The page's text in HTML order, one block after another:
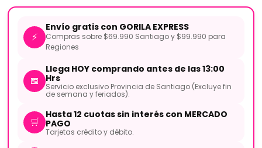
⚡
Envío gratis con GORILA EXPRESS
Compras sobre $69.990 Santiago y $99.990 para
Regiones
📅
Llega HOY comprando antes de las 13:00
Hrs
Servicio exclusivo Provincia de Santiago (Excluye fin
de semana y feriados).
🛒
Hasta 12 cuotas sin interés con MERCADO
PAGO
Tarjetas crédito y débito.